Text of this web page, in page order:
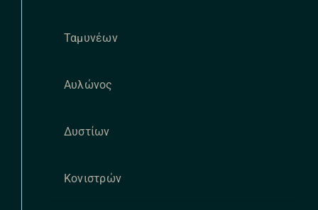
Ταμυνέων
Αυλώνος
Δυστίων
Κονιστρών